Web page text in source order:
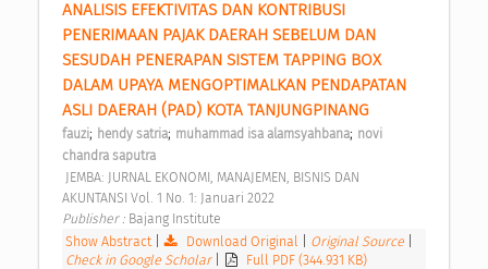
ANALISIS EFEKTIVITAS DAN KONTRIBUSI
PENERIMAAN PAJAK DAERAH SEBELUM DAN
SESUDAH PENERAPAN SISTEM TAPPING BOX
DALAM UPAYA MENGOPTIMALKAN PENDAPATAN
ASLI DAERAH (PAD) KOTA TANJUNGPINANG
fauzi; hendy satria; muhammad isa alamsyahbana; novi
chandra saputra
AKUNTANSI Vol. 1 No. 1: Januari 2022
Publisher : Bajang Institute
Show Abstract
Download Original Original Source
Check in Google Scholar
Full PDF (344.931 KB)